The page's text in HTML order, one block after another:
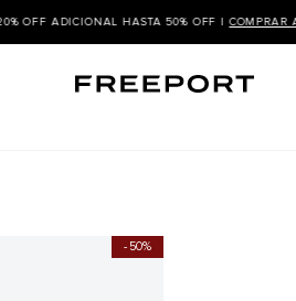
OFF ADICIONAL HASTA 50% OFF |COMPRAR
50%